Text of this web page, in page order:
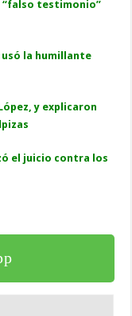
“falso testimonio”
usó la humillante
y explicaron
el juicio contra los